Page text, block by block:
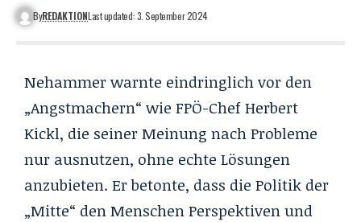
ByREDAKTIONLast updated: 3. September 2024
Nehammer warnte eindringlich vor den
„Angstmachern“ wie FPÖ-Chef Herbert
Kickl, die seiner Meinung nach Probleme
nur ausnutzen, ohne echte Lösungen
anzubieten. Er betonte, dass die Politik der
„Mitte“ den Menschen Perspektiven und